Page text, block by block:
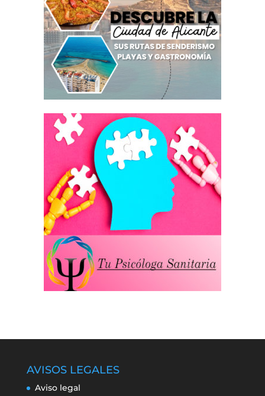
AVISOS LEGALES
Aviso legal